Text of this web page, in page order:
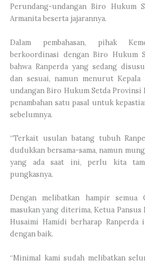
Perundang-undangan Biro Hukum
Armanita beserta jajarannya.
Dalam pembahasan, pihak
berkoordinasi dengan Biro Hukum
bahwa Ranperda yang sedang
dan sesuai, namun menurut Kepala
undangan Biro Hukum Setda Provinsi
penambahan satu pasal untuk
sebelumnya.
“Terkait usulan batang tubuh
dudukkan bersama-sama, namun
yang ada saat ini, perlu kita
pungkasnya.
Dengan melibatkan hampir semua
masukan yang diterima, Ketua Pansus
Husaimi Hamidi berharap Ranperda
dengan baik.
“Minimal kami sudah melibatkan